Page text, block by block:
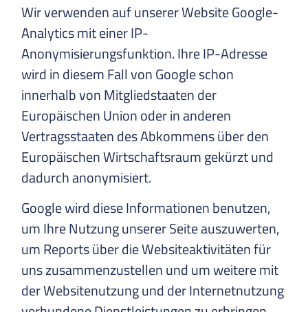
Wir verwenden auf unserer Website Google-
Analytics mit einer IP-
Anonymisierungsfunktion. Ihre IP-Adresse
wird in diesem Fall von Google schon
innerhalb von Mitgliedstaaten der
Europäischen Union oder in anderen
Vertragsstaaten des Abkommens über den
Europäischen Wirtschaftsraum gekürzt und
dadurch anonymisiert.
Google wird diese Informationen benutzen,
um Ihre Nutzung unserer Seite auszuwerten,
um Reports über die Websiteaktivitäten für
uns zusammenzustellen und um weitere mit
der Websitenutzung und der Internetnutzung